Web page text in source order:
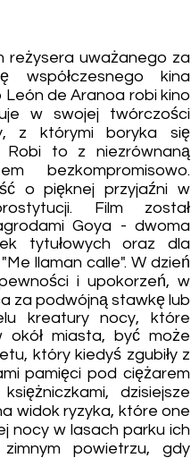
reżysera uważanego za
współczesnego kina
de Aranoa robi kino
w swojej twórczości
z którymi boryka się
Robi to z niezrównaną
bezkompromisowo.
o pięknej przyjaźni w
Film został
Goya - dwoma
tytułowych oraz dla
llaman calle". W dzień
i upokorzeń, w
za podwójną stawkę lub
kreatury nocy, które
miasta, być może
który kiedyś zgubiły z
pamięci pod ciężarem
dzisiejsze
widok ryzyka, które one
nocy w lasach parku ich
powietrzu, gdy